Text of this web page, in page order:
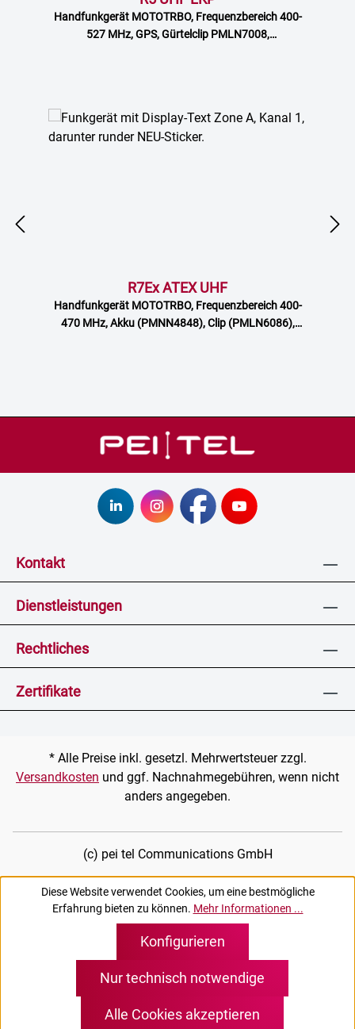
Handfunkgerät MOTOTRBO, Frequenzbereich 400-
527 MHz, GPS, Gürtelclip PMLN7008,
R7Ex ATEX UHF
Handfunkgerät MOTOTRBO, Frequenzbereich 400-
470 MHz, Akku (PMNN4848), Clip (PMLN6086),
Kontakt
Dienstleistungen
Rechtliches
Zertifikate
* Alle Preise inkl. gesetzl. Mehrwertsteuer zzgl.
Versandkosten und ggf. Nachnahmegebühren, wenn nicht
anders angegeben.
(c) pei tel Communications GmbH
Diese Website verwendet Cookies, um eine bestmögliche
Erfahrung bieten zu können. Mehr Informationen ...
Nur technisch notwendige
Konfigurieren
Alle Cookies akzeptieren